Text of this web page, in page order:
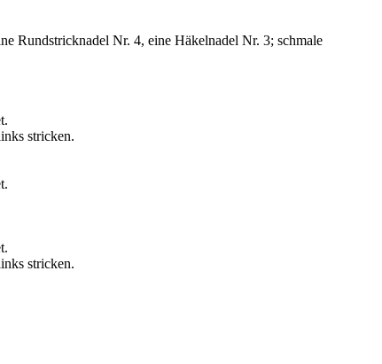
Rundstricknadel Nr. 4, eine Häkelnadel Nr. 3; schmale
stricken.
stricken.